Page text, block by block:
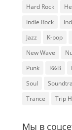
Hard Rock
Indie Rock
Jazz
K-pop
New Wave
Punk
R&B
Soul
Trance
Trip
Мы в